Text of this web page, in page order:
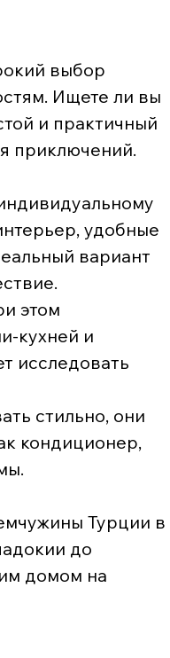
выбор
Ищете ли вы
и практичный
приключений.
удобные
вариант
этом
кухней и
исследовать
стильно, они
кондиционер,
Турции в
до
домом на